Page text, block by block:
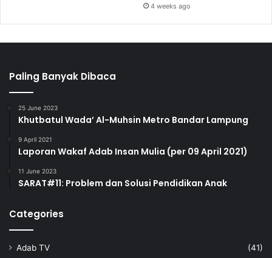
4 weeks ago
Paling Banyak Dibaca
25 June 2023
Khutbatul Wada’ Al-Muhsin Metro Bandar Lampung
9 April 2021
Laporan Wakaf Adab Insan Mulia (per 09 April 2021)
11 June 2023
SARAT#11: Problem dan Solusi Pendidikan Anak
Categories
Adab TV
(41)